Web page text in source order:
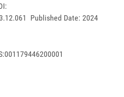
Published Date: 2024